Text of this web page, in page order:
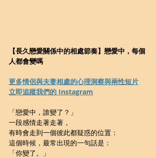
【長久戀愛關係中的相處節奏】戀愛中，每個
人都會變嗎
更多情侶與夫妻相處的心理洞察與兩性短片
立即追蹤我們的 Instagram
「戀愛中，誰變了？」
一段感情走著走著，
有時會走到一個彼此都疑惑的位置：
這個時候，最常出現的一句話是：
「你變了。」